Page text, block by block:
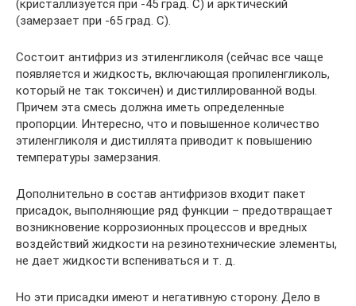
(кристаллизуется при -45 град. С) и арктический
(замерзает при -65 град. С).
Состоит антифриз из этиленгликоля (сейчас все чаще
появляется и жидкость, включающая пропиленгликоль,
который не так токсичен) и дистиллированной воды.
Причем эта смесь должна иметь определенные
пропорции. Интересно, что и повышенное количество
этиленгликоля и дистиллята приводит к повышению
температуры замерзания.
Дополнительно в состав антифризов входит пакет
присадок, выполняющие ряд функции – предотвращает
возникновение коррозионных процессов и вредных
воздействий жидкости на резинотехнические элементы,
не дает жидкости вспениваться и т. д.
Но эти присадки имеют и негативную сторону. Дело в